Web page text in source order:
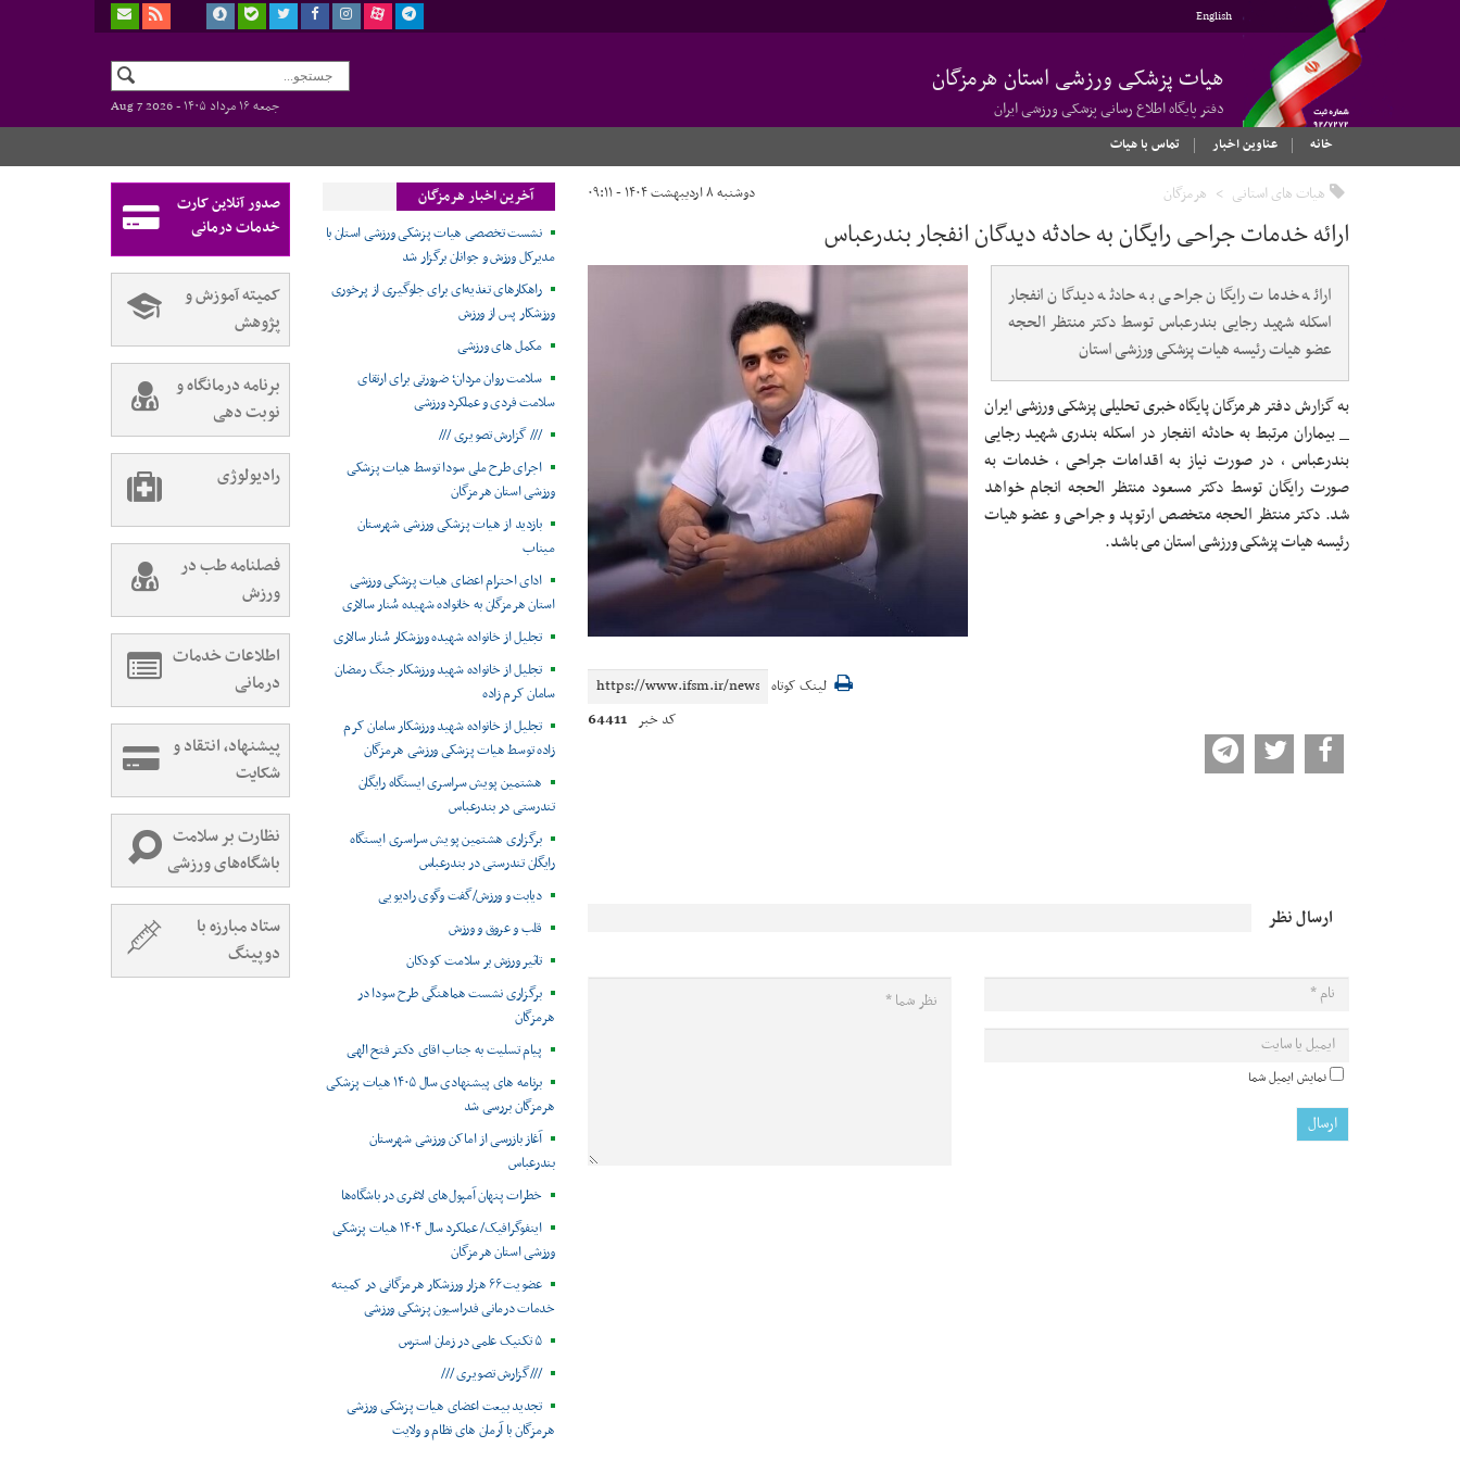
English
هیات پزشکی ورزشی استان هرمزگان
دفتر پایگاه اطلاع رسانی پزشکی ورزشی ایران جمعه ۱۶ مرداد ۱۴۰۵ -
Aug 7 2026
خانه
عناوین اخبار تماس با هیات
هیات های استانی هرمزگان دوشنبه ۸ اردیبهشت ۱۴۰۴ - ۰۹:۱۱
ارائه خدمات جراحی رایگان به حادثه دیدگان انفجار بندرعباس
ارائه خدمات رایگان جراحی به حادثه دیدگان انفجار
اسکله شهید رجایی بندرعباس توسط دکتر منتظر الحجه
عضو هیات رئیسه هیات پزشکی ورزشی استان
به گزارش دفتر هرمزگان پایگاه خبری تحلیلی پزشکی ورزشی ایران
_ بیماران مرتبط به حادثه انفجار در اسکله بندری شهید رجایی
بندرعباس ، در صورت نیاز به اقدامات جراحی ، خدمات به
صورت رایگان توسط دکتر مسعود منتظر الحجه انجام خواهد
شد. دکتر منتظر الحجه متخصص ارتوپد و جراحی و عضو هیات
رئیسه هیات پزشکی ورزشی استان می باشد.
لینک کوتاه
کد خبر 64411
ارسال نظر
نمایش ایمیل شما
آخرین اخبار هرمزگان
نشست تخصصی هیات پزشکی ورزشی استان با
مدیرکل ورزش و جوانان برگزار شد
راهکارهای تغذیه‌ای برای جلوگیری از پرخوری
ورزشکار پس از ورزش
مکمل های ورزشی
سلامت روان مردان؛ ضرورتی برای ارتقای
سلامت فردی و عملکرد ورزشی
/// گزارش تصویری ///
اجرای طرح ملی سودا توسط هیات پزشکی
ورزشی استان هرمزگان
بازدید از هیات پزشکی ورزشی شهرستان
میناب
ادای احترام اعضای هیات پزشکی ورزشی
استان هرمزگان به خانواده شهیده سُنار سالاری
تجلیل از خانواده شهیده ورزشکار سُنار سالاری
تجلیل از خانواده شهید ورزشکار جنگ رمضان
سامان کرم زاده
تجلیل از خانواده شهید ورزشکار سامان کرم
زاده توسط هیات پزشکی ورزشی هرمزگان
هشتمین پویش سراسری ایستگاه رایگان
تندرستی در بندرعباس
برگزاری هشتمین پویش سراسری ایستگاه
رایگان تندرستی در بندرعباس
دیابت و ورزش/گفت وگوی رادیویی
قلب و عروق و ورزش
تاثیر ورزش بر سلامت کودکان
برگزاری نشست هماهنگی طرح سودا در
هرمزگان
پیام تسلیت به جناب اقای دکتر فتح الهی
برنامه های پیشنهادی سال ۱۴۰۵ هیات پزشکی
هرمزگان بررسی شد
آغاز بازرسی از اماکن ورزشی شهرستان
بندرعباس
خطرات پنهان آمپول‌های لاغری در باشگاه‌ها
اینفوگرافیک/ عملکرد سال ۱۴۰۴ هیات پزشکی
ورزشی استان هرمزگان
عضویت ۶۶ هزار ورزشکار هرمزگانی در کمیته
خدمات درمانی فدراسیون پزشکی ورزشی
۵ تکنیک علمی در زمان استرس
///گزارش تصویری ///
تجدید بیعت اعضای هیات پزشکی ورزشی
هرمزگان با آرمان های نظام و ولایت
صدور آنلاین کارت
خدمات درمانی
کمیته آموزش و
پژوهش
برنامه درمانگاه و
نوبت دهی
رادیولوژی
فصلنامه طب در
ورزش
اطلاعات خدمات
درمانی
پیشنهاد، انتقاد و
شکایت
نظارت بر سلامت
باشگاه‌های ورزشی
ستاد مبارزه با
دوپینگ